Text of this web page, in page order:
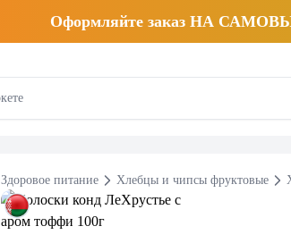
Оформляйте заказ НА
Здоровое питание Хлебцы и чипсы фруктовые